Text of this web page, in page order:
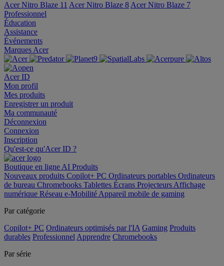
Acer Nitro Blaze 11 Acer Nitro Blaze 8 Acer Nitro Blaze 7
Professionnel
Éducation
Assistance
Événements
Marques Acer
Acer ID
Mon profil
Mes produits
Enregistrer un produit
Ma communauté
Déconnexion
Connexion
Inscription
Qu'est-ce qu'Acer ID ?
Boutique en ligne AI Produits
Nouveaux produits Copilot+ PC Ordinateurs portables Ordinateurs
de bureau Chromebooks Tablettes Écrans Projecteurs Affichage
numérique Réseau e-Mobilité Appareil mobile de gaming
Par catégorie
Copilot+ PC Ordinateurs optimisés par l'IA Gaming Produits
durables Professionnel Apprendre Chromebooks
Par série